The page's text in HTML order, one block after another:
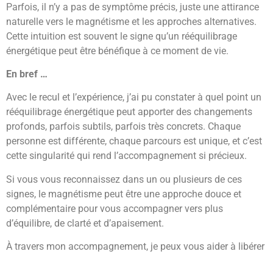
Parfois, il n’y a pas de symptôme précis, juste une attirance
naturelle vers le magnétisme et les approches alternatives.
Cette intuition est souvent le signe qu’un rééquilibrage
énergétique peut être bénéfique à ce moment de vie.
En bref …
Avec le recul et l’expérience, j’ai pu constater à quel point un
rééquilibrage énergétique peut apporter des changements
profonds, parfois subtils, parfois très concrets. Chaque
personne est différente, chaque parcours est unique, et c’est
cette singularité qui rend l’accompagnement si précieux.
Si vous vous reconnaissez dans un ou plusieurs de ces
signes, le magnétisme peut être une approche douce et
complémentaire pour vous accompagner vers plus
d’équilibre, de clarté et d’apaisement.
À travers mon accompagnement, je peux vous aider à libérer